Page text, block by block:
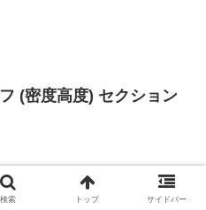
(密度高度) セクション
検索 トップ サイドバー